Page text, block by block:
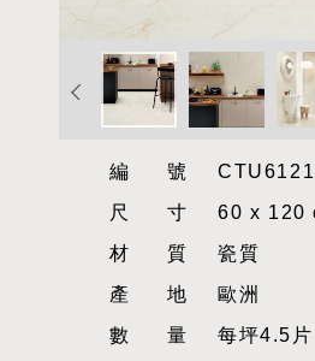
編號
尺寸60 x 120
材質瓷質
產地歐洲
數量每坪4.5